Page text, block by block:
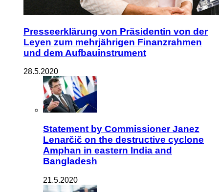
Presseerklärung von Präsidentin von der
Leyen zum mehrjährigen Finanzrahmen
und dem Aufbauinstrument
28.5.2020
Statement by Commissioner Janez
Lenarčič on the destructive cyclone
Amphan in eastern India and
Bangladesh
21.5.2020